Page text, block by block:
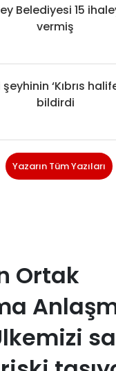
Belediyesi 15
vermiş
‘Kıbrıs
bildirdi
Yazarın Tüm Yazıları
Ortak